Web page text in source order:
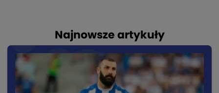
Najnowsze artykuły